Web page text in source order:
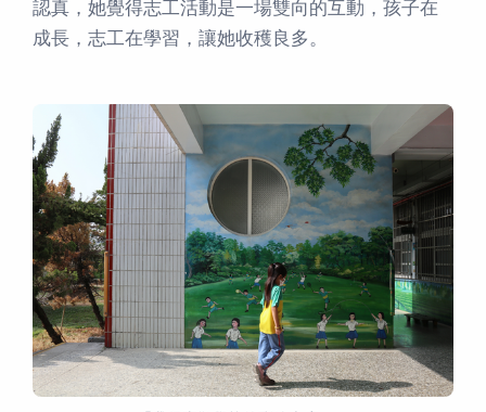
認真，她覺得志工活動是一場雙向的互動，孩子在
成長，志工在學習，讓她收穫良多。